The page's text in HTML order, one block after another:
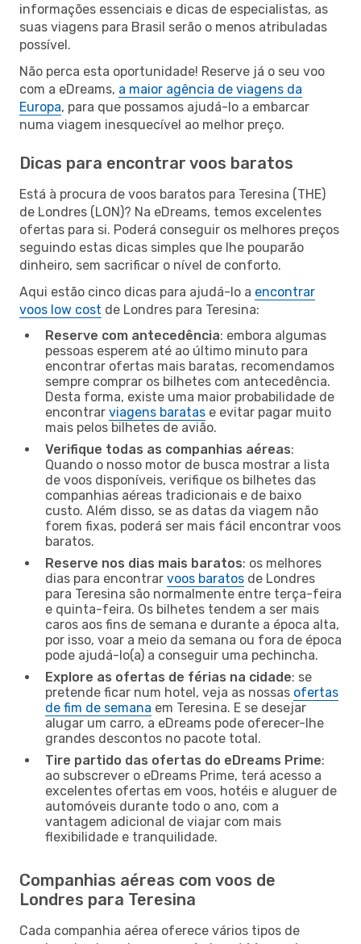
informações essenciais e dicas de especialistas, as
suas viagens para Brasil serão o menos atribuladas
possível.
Não perca esta oportunidade! Reserve já o seu voo
com a eDreams, a maior agência de viagens da
Europa, para que possamos ajudá-lo a embarcar
numa viagem inesquecível ao melhor preço.
Dicas para encontrar voos baratos
Está à procura de voos baratos para Teresina (THE)
de Londres (LON)? Na eDreams, temos excelentes
ofertas para si. Poderá conseguir os melhores preços
seguindo estas dicas simples que lhe pouparão
dinheiro, sem sacrificar o nível de conforto.
Aqui estão cinco dicas para ajudá-lo a encontrar
voos low cost de Londres para Teresina:
Reserve com antecedência: embora algumas
pessoas esperem até ao último minuto para
encontrar ofertas mais baratas, recomendamos
sempre comprar os bilhetes com antecedência.
Desta forma, existe uma maior probabilidade de
encontrar viagens baratas e evitar pagar muito
mais pelos bilhetes de avião.
Verifique todas as companhias aéreas:
Quando o nosso motor de busca mostrar a lista
de voos disponíveis, verifique os bilhetes das
companhias aéreas tradicionais e de baixo
custo. Além disso, se as datas da viagem não
forem fixas, poderá ser mais fácil encontrar voos
baratos.
Reserve nos dias mais baratos: os melhores
dias para encontrar voos baratos de Londres
para Teresina são normalmente entre terça-feira
e quinta-feira. Os bilhetes tendem a ser mais
caros aos fins de semana e durante a época alta,
por isso, voar a meio da semana ou fora de época
pode ajudá-lo(a) a conseguir uma pechincha.
Explore as ofertas de férias na cidade: se
pretende ficar num hotel, veja as nossas ofertas
de fim de semana em Teresina. E se desejar
alugar um carro, a eDreams pode oferecer-lhe
grandes descontos no pacote total.
Tire partido das ofertas do eDreams Prime:
ao subscrever o eDreams Prime, terá acesso a
excelentes ofertas em voos, hotéis e aluguer de
automóveis durante todo o ano, com a
vantagem adicional de viajar com mais
flexibilidade e tranquilidade.
Companhias aéreas com voos de
Londres para Teresina
Cada companhia aérea oferece vários tipos de